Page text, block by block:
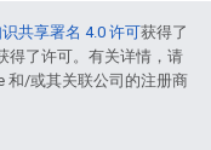
共享署名 4.0 许可获得了
得了许可。有关详情，请
和/或其关联公司的注册商